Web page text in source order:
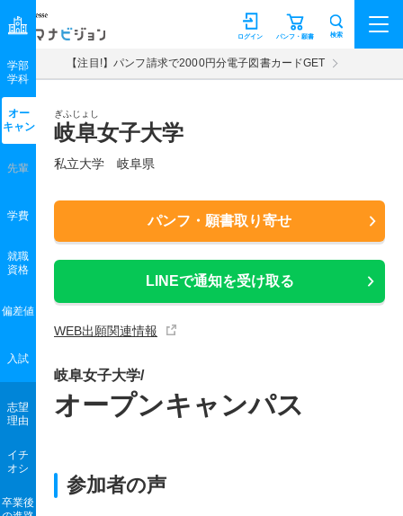
マナビジョン パンフ・願書
ログイン 検索
【注目!】パンフ請求で2000円分電子図書カードGET
ぎふじょし
岐阜女子大学
私立大学 岐阜県
パンフ・願書取り寄せ
LINEで通知を受け取る
WEB出願関連情報
学部
学科
オー
キャン
先輩
学費
就職
資格
偏差値
入試
志望
理由
イチ
オシ
卒業後
岐阜女子大学/
オープンキャンパス
参加者の声